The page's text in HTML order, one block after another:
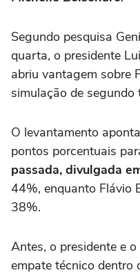
Segundo pesquisa
quarta, o presidente
abriu vantagem sobre
simulação de segundo
O levantamento
pontos porcentuais
passada, divulgada
44%, enquanto Flávio
38%.
Antes, o presidente e
empate técnico dentro